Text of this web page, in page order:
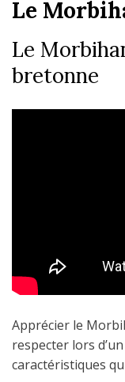
Le
Le
bretonne
Apprécier le
respecter lors
caractéristiques